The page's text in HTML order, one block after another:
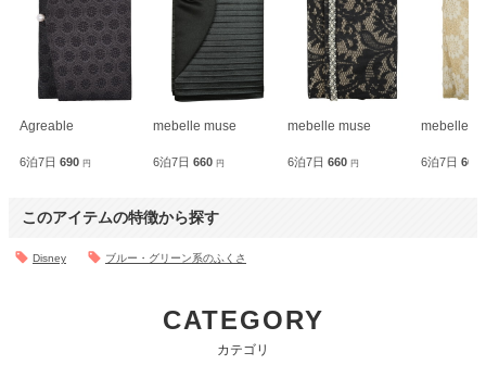
Agreable
6泊7日 690 円
mebelle muse
6泊7日660円
mebelle muse
6泊7日 660 円
mebelle
6泊7日 660
このアイテムの特徴から探す
Disney ブルー・グリーン系のふくさ
CATEGORY
カテゴリ